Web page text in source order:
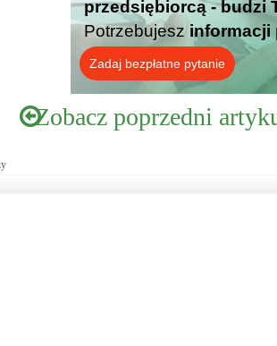
przedsiębiorcą - budzi
Potrzebujesz informacji
Zadaj bezpłatne pytanie
Zobacz poprzedni